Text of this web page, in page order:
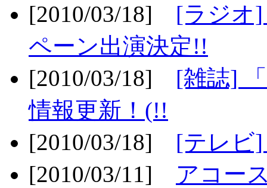
[2010/03/18] [ラジオ
ペーン出演決定!!
[2010/03/18] [雑誌]
情報更新！(!!
[2010/03/18] [テレビ
[2010/03/11] アコー